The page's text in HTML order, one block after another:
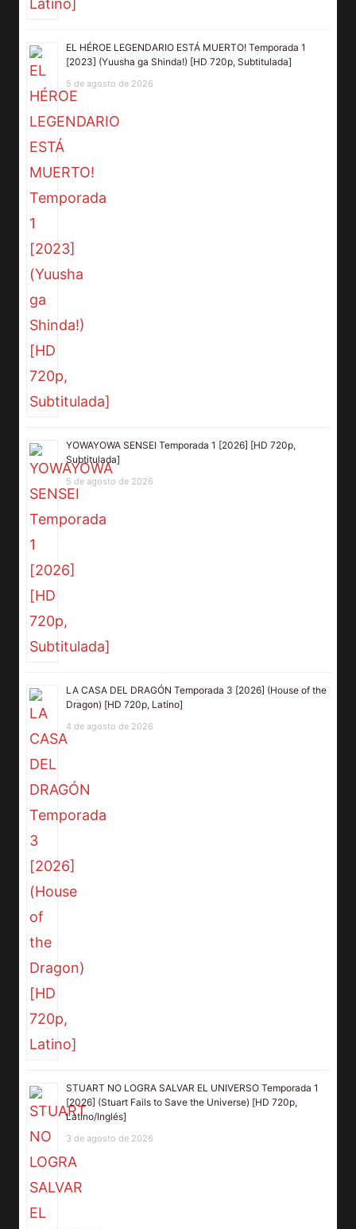
EL HÉROE LEGENDARIO ESTÁ MUERTO! Temporada 1
[2023] (Yuusha ga Shinda!) [HD 720p, Subtitulada]
5 de agosto de 2026
YOWAYOWA SENSEI Temporada 1 [2026] [HD 720p,
Subtitulada]
5 de agosto de 2026
LA CASA DEL DRAGÓN Temporada 3 [2026] (House of the
Dragon) [HD 720p, Latino]
4 de agosto de 2026
STUART NO LOGRA SALVAR EL UNIVERSO Temporada 1
[2026] (Stuart Fails to Save the Universe) [HD 720p,
Latino/Inglés]
3 de agosto de 2026